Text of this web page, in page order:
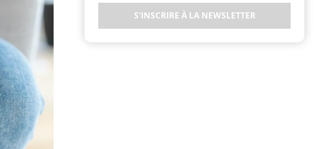
S'INSCRIRE À LA NEWSLETTER